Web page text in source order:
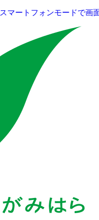
スマートフォンモードで画